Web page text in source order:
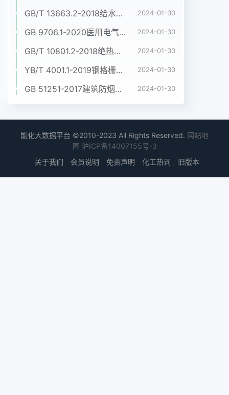
GB/T 13663.2-2018给水用聚乙烯(PE)管道系统 第2部分:管材 2024-01-30
GB 9706.1-2020医用电气设备 第1部分:基本安全和基本性能的通用要求 2024-01-30
GB/T 10801.2-2018绝热用挤塑聚苯乙烯泡沫塑料(XPS) 2024-01-30
YB/T 4001.1-2019钢格栅板及配套件 第1部分:钢格栅板 2024-01-30
GB 51251-2017建筑防烟排烟系统技术标准 2024-01-30
能化大数据平台 ©2010-2023 All Rights Reserved. 网站地
图 沪ICP备14007155号-3
关于我们
会员说明 免责声明 化工热词 旧版本